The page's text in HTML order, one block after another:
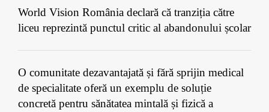
World Vision România declară că tranziția către
liceu reprezintă punctul critic al abandonului școlar
O comunitate dezavantajată și fără sprijin medical
de specialitate oferă un exemplu de soluție
concretă pentru sănătatea mintală și fizică a